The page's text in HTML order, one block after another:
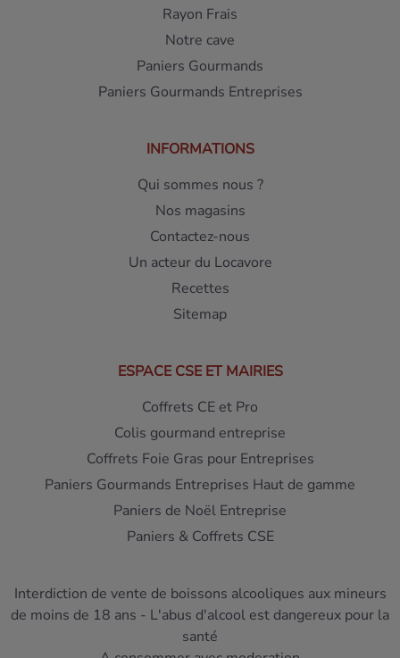
Rayon Frais
Notre cave
Paniers Gourmands
Paniers Gourmands Entreprises
INFORMATIONS
Qui sommes nous ?
Nos magasins
Contactez-nous
Un acteur du Locavore
Recettes
Sitemap
ESPACE CSE ET MAIRIES
Coffrets CE et Pro
Colis gourmand entreprise
Coffrets Foie Gras pour Entreprises
Paniers Gourmands Entreprises Haut de gamme
Paniers de Noël Entreprise
Paniers & Coffrets CSE
Interdiction de vente de boissons alcooliques aux mineurs
de moins de 18 ans - L'abus d'alcool est dangereux pour la
santé